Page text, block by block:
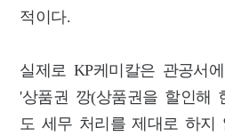
적이다.
실제로 KP케미칼은 관공서
'상품권 깡(상품권을 할인해
도 세무 처리를 제대로 하지